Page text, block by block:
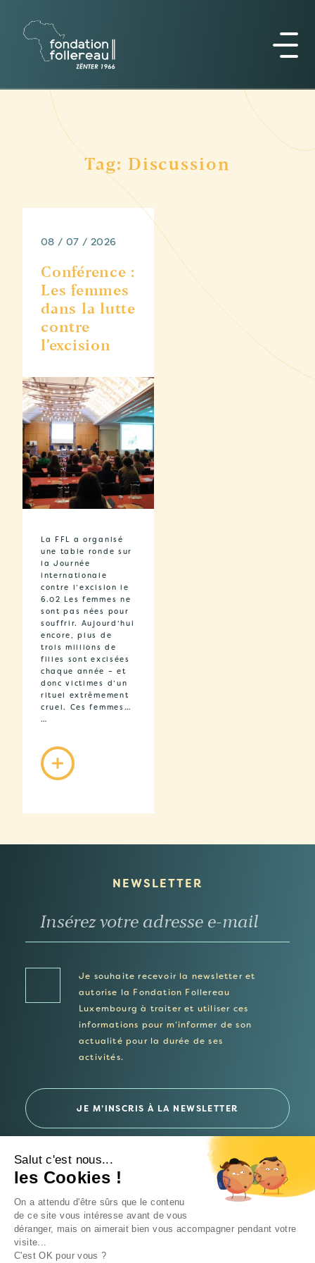
Tag: Discussion
08 / 07 / 2026
Conférence :
Les femmes
dans la lutte
contre
l’excision
La FFL a organisé
une table ronde sur
la Journée
internationale
contre l’excision le
6.02 Les femmes ne
sont pas nées pour
souffrir. Aujourd’hui
encore, plus de
trois millions de
filles sont excisées
chaque année – et
donc victimes d’un
rituel extrêmement
cruel. Ces femmes…
…
NEWSLETTER
Je souhaite recevoir la newsletter et
autorise la Fondation Follereau
Luxembourg à traiter et utiliser ces
informations pour m’informer de son
actualité pour la durée de ses
activités.
Politique de confidentialité
Un site Intrépide Studio
Salut c'est nous...
les Cookies !
On a attendu d'être sûrs que le contenu
de ce site vous intéresse avant de vous
déranger, mais on aimerait bien vous accompagner pendant votre
visite...
C'est OK pour vous ?